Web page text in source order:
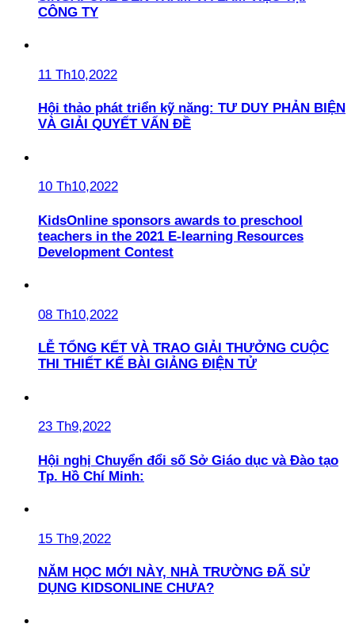
CÔNG TY
11 Th10,2022
Hội thảo phát triển kỹ năng: TƯ DUY PHẢN BIỆN
VÀ GIẢI QUYẾT VẤN ĐỀ
10 Th10,2022
KidsOnline sponsors awards to preschool
teachers in the 2021 E-learning Resources
Development Contest
08 Th10,2022
LỄ TỔNG KẾT VÀ TRAO GIẢI THƯỞNG CUỘC
THI THIẾT KẾ BÀI GIẢNG ĐIỆN TỬ
23 Th9,2022
Hội nghị Chuyển đổi số Sở Giáo dục và Đào tạo
Tp. Hồ Chí Minh:
15 Th9,2022
NĂM HỌC MỚI NÀY, NHÀ TRƯỜNG ĐÃ SỬ
DỤNG KIDSONLINE CHƯA?